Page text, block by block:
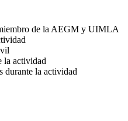
de la AEGM y UIMLA
la actividad
durante la actividad